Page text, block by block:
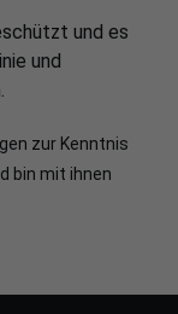
und es
und
.
zur Kenntnis
bin mit ihnen